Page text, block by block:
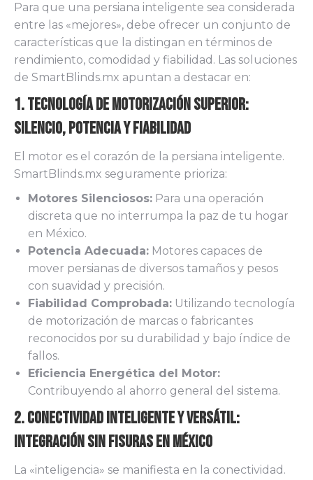
Para que una persiana inteligente sea considerada
entre las «mejores», debe ofrecer un conjunto de
características que la distingan en términos de
rendimiento, comodidad y fiabilidad. Las soluciones
de SmartBlinds.mx apuntan a destacar en:
1. Tecnología de Motorización Superior:
Silencio, Potencia y Fiabilidad
El motor es el corazón de la persiana inteligente.
SmartBlinds.mx seguramente prioriza:
Motores Silenciosos: Para una operación
discreta que no interrumpa la paz de tu hogar
en México.
Potencia Adecuada: Motores capaces de
mover persianas de diversos tamaños y pesos
con suavidad y precisión.
Fiabilidad Comprobada: Utilizando tecnología
de motorización de marcas o fabricantes
reconocidos por su durabilidad y bajo índice de
fallos.
Eficiencia Energética del Motor:
Contribuyendo al ahorro general del sistema.
2. Conectividad Inteligente y Versátil:
Integración sin Fisuras en México
La «inteligencia» se manifiesta en la conectividad.